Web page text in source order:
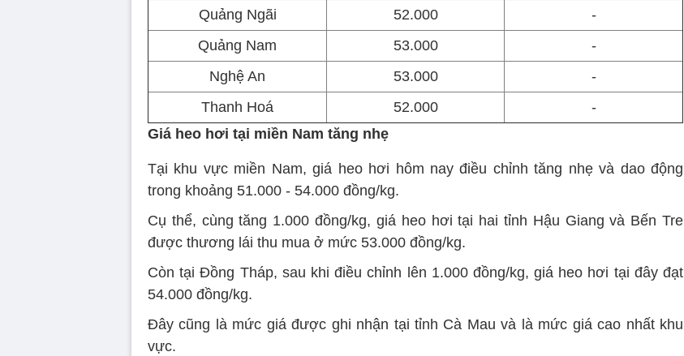
Quảng Ngãi
52.000
-
Quảng Nam
53.000
-
Nghệ An
53.000
-
Thanh Hoá
52.000
-
Giá heo hơi tại miền Nam tăng nhẹ
Tại khu vực miền Nam, giá heo hơi hôm nay điều chỉnh tăng nhẹ và dao động
trong khoảng 51.000 - 54.000 đồng/kg.
Cụ thể, cùng tăng 1.000 đồng/kg, giá heo hơi tại hai tỉnh Hậu Giang và Bến Tre
được thương lái thu mua ở mức 53.000 đồng/kg.
Còn tại Đồng Tháp, sau khi điều chỉnh lên 1.000 đồng/kg, giá heo hơi tại đây đạt
54.000 đồng/kg.
Đây cũng là mức giá được ghi nhận tại tỉnh Cà Mau và là mức giá cao nhất khu
vực.